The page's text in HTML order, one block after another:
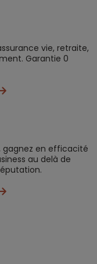
vie, retraite,
Garantie 0
gagnez en efficacité
au delà de